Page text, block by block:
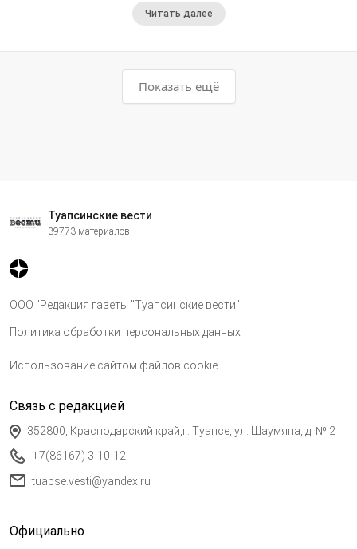
Читать далее
Показать ещё
Туапсинские вести
39773 материалов
ООО "Редакция газеты "Туапсинские вести"
Политика обработки персональных данных
Использование сайтом файлов cookie
Связь с редакцией
352800, Краснодарский край,г. Туапсе, ул. Шаумяна, д. № 2
+7(86167) 3-10-12
tuapse.vesti@yandex.ru
Официально